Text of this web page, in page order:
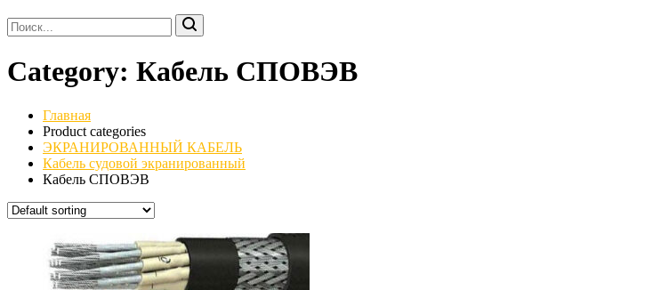
Category: Кабель СПОВЭВ
Главная
Product categories
ЭКРАНИРОВАННЫЙ КАБЕЛЬ
Кабель судовой экранированный
Кабель СПОВЭВ